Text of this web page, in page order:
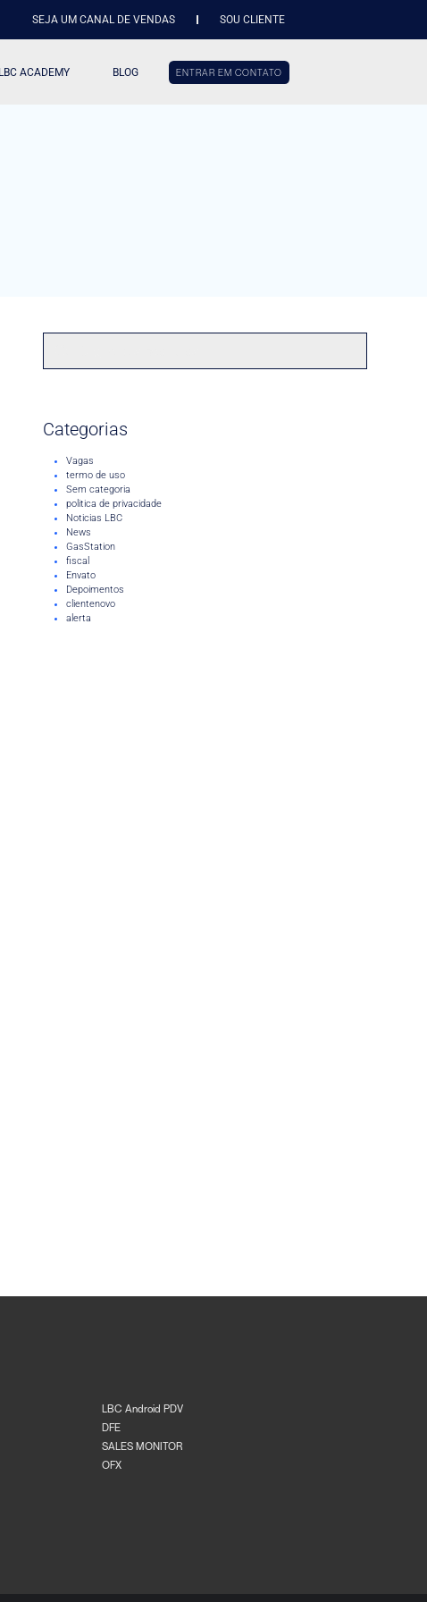
SEJA UM CANAL DE VENDAS SOU CLIENTE
LBC ACADEMY BLOG ENTRAR EM CONTATO
Categorias
Vagas
termo de uso
Sem categoria
politica de privacidade
Noticias LBC
News
GasStation
fiscal
Envato
Depoimentos
clientenovo
alerta
LBC Android PDV
DFE
SALES MONITOR
OFX